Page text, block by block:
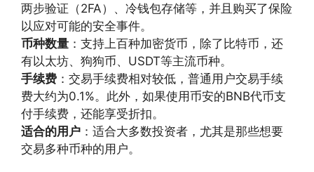
两步验证（2FA）、冷钱包存储等，并且购买了保险
以应对可能的安全事件。
币种数量 ：支持上百种加密货币，除了比特币，还
有以太坊、狗狗币、USDT等主流币种。
手续费 ：交易手续费相对较低，普通用户交易手续
费大约为0.1%。此外，如果使用币安的BNB代币支
付手续费，还能享受折扣。
适合的用户 ：适合大多数投资者，尤其是那些想要
交易多种币种的用户。